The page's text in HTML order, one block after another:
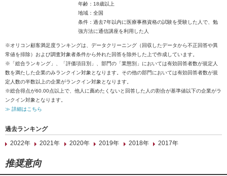
年齢：18歳以上
地域：全国
条件：過去7年以内に医療事務資格の試験を受験した人で、勉
強方法に通信講座を利用した人
※オリコン顧客満足度ランキングは、データクリーニング（回収したデータから不正回答や異
常値を排除）および調査対象者条件から外れた回答を除外した上で作成しています。
※「総合ランキング」、「評価項目別」、部門の「業態別」においては有効回答者数が規定人
数を満たした企業のみランクイン対象となります。その他の部門においては有効回答者数が規
定人数の半数以上の企業がランクイン対象となります。
※総合得点が60.00点以上で、他人に薦めたくないと回答した人の割合が基準値以下の企業がラ
ンクイン対象となります。
≫ 詳細はこちら
過去ランキング
2022年
2021年 2020年 2019年 2018年 2017年
推奨意向